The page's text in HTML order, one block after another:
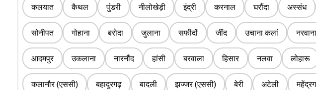
कलयात कैथल पुंडरी नीलोखेड़ी इंद्री करनाल घरौंदा अस्संध
सोनीपत गोहाना बरोदा जुलाना सफीदों जींद उचाना कलां नरवाना
आदमपुर उकलाना नारनौंद हांसी बरवाला हिसार नलवा लोहारू
कलानौर (एससी) बहादुरगढ़ बादली झज्जर (एससी) बेरी अटेली